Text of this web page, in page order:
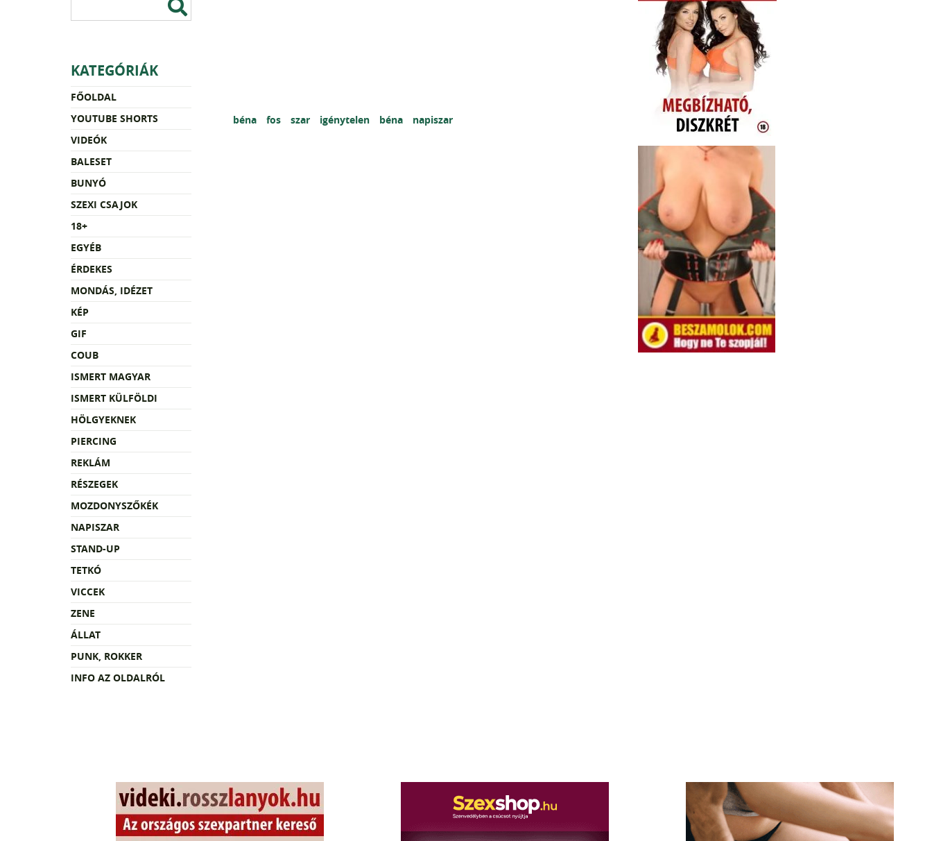
KATEGÓRIÁK
FŐOLDAL
YOUTUBE SHORTS
VIDEÓK
BALESET
BUNYÓ
SZEXI CSAJOK
18+
EGYÉB
ÉRDEKES
MONDÁS, IDÉZET
KÉP
GIF
COUB
ISMERT MAGYAR
ISMERT KÜLFÖLDI
HÖLGYEKNEK
PIERCING
REKLÁM
RÉSZEGEK
MOZDONYSZŐKÉK
NAPISZAR
STAND-UP
TETKÓ
VICCEK
ZENE
ÁLLAT
PUNK, ROKKER
INFO AZ OLDALRÓL
béna fos szar igénytelen béna napiszar